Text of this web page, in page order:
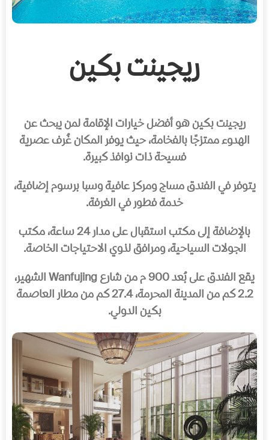
ريجينت بكين
ريجينت بكين هو أفضل خيارات الإقامة لمن يبحث عن
الهدوء ممتزجًا بالفخامة، حيث يوفر المكان غُرف عصرية
فسيحة ذات نوافذ كبيرة.
يتوفر في الفندق مساج ومركز عافية وسبا برسوم إضافية،
خدمة فطور في الغرفة.
بالإضافة إلى مكتب استقبال على مدار 24 ساعة، مكتب
الجولات السياحية، ومرافق لذوي الاحتياجات الخاصة.
يقع الفندق على بُعد 900 م من شارع Wanfujing الشهير،
2.2 كم من المدينة المحرمة، 27.4 كم من مطار العاصمة
بكين الدولي.